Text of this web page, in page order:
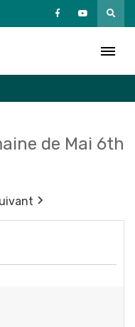
de Mai 6th